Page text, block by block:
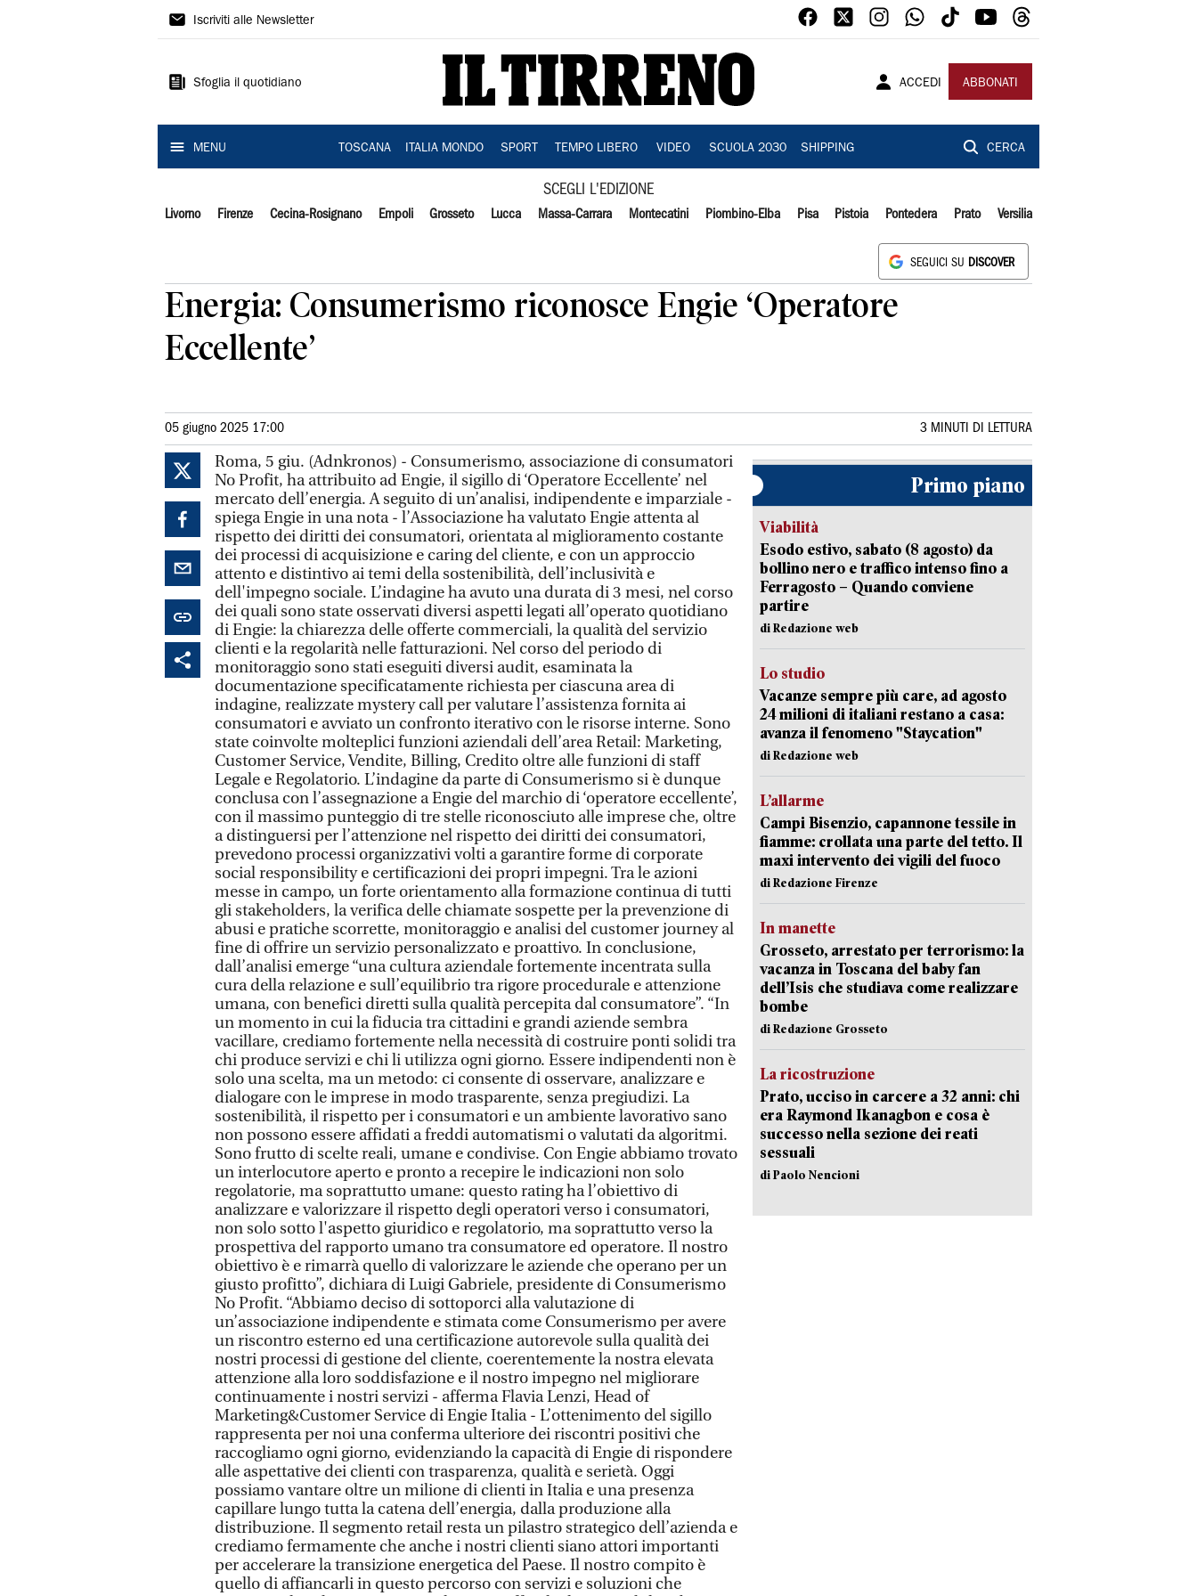
Il
Iscriviti alle Newsletter
Sfoglia il quotidiano ACCEDI ABBONATI
MENU TOSCANA ITALIA MONDO SPORT TEMPO LIBERO VIDEO SCUOLA 2030 SHIPPING CERCA
SCEGLI L'EDIZIONE
Livorno Firenze Cecina-Rosignano Empoli Grosseto Lucca Massa-Carrara Montecatini Piombino-Elba Pisa Pistoia Pontedera Prato Versilia
SEGUICI SU DISCOVER
Energia: Consumerismo riconosce Engie ‘Operatore
Eccellente’
05 giugno 2025 17:00 3 MINUTI DI LETTURA
Roma, 5 giu. (Adnkronos) - Consumerismo, associazione di consumatori
No Profit, ha attribuito ad Engie, il sigillo di ‘Operatore Eccellente’ nel
mercato dell’energia. A seguito di un’analisi, indipendente e imparziale -
spiega Engie in una nota - l’Associazione ha valutato Engie attenta al
rispetto dei diritti dei consumatori, orientata al miglioramento costante
dei processi di acquisizione e caring del cliente, e con un approccio
attento e distintivo ai temi della sostenibilità, dell’inclusività e
dell'impegno sociale. L’indagine ha avuto una durata di 3 mesi, nel corso
dei quali sono state osservati diversi aspetti legati all’operato quotidiano
di Engie: la chiarezza delle offerte commerciali, la qualità del servizio
clienti e la regolarità nelle fatturazioni. Nel corso del periodo di
monitoraggio sono stati eseguiti diversi audit, esaminata la
documentazione specificatamente richiesta per ciascuna area di
indagine, realizzate mystery call per valutare l’assistenza fornita ai
consumatori e avviato un confronto iterativo con le risorse interne. Sono
state coinvolte molteplici funzioni aziendali dell’area Retail: Marketing,
Customer Service, Vendite, Billing, Credito oltre alle funzioni di staff
Legale e Regolatorio. L’indagine da parte di Consumerismo si è dunque
conclusa con l’assegnazione a Engie del marchio di ‘operatore eccellente’,
con il massimo punteggio di tre stelle riconosciuto alle imprese che, oltre
a distinguersi per l’attenzione nel rispetto dei diritti dei consumatori,
prevedono processi organizzativi volti a garantire forme di corporate
social responsibility e certificazioni dei propri impegni. Tra le azioni
messe in campo, un forte orientamento alla formazione continua di tutti
gli stakeholders, la verifica delle chiamate sospette per la prevenzione di
abusi e pratiche scorrette, monitoraggio e analisi del customer journey al
fine di offrire un servizio personalizzato e proattivo. In conclusione,
dall’analisi emerge “una cultura aziendale fortemente incentrata sulla
cura della relazione e sull’equilibrio tra rigore procedurale e attenzione
umana, con benefici diretti sulla qualità percepita dal consumatore”. “In
un momento in cui la fiducia tra cittadini e grandi aziende sembra
vacillare, crediamo fortemente nella necessità di costruire ponti solidi tra
chi produce servizi e chi li utilizza ogni giorno. Essere indipendenti non è
solo una scelta, ma un metodo: ci consente di osservare, analizzare e
dialogare con le imprese in modo trasparente, senza pregiudizi. La
sostenibilità, il rispetto per i consumatori e un ambiente lavorativo sano
non possono essere affidati a freddi automatismi o valutati da algoritmi.
Sono frutto di scelte reali, umane e condivise. Con Engie abbiamo trovato
un interlocutore aperto e pronto a recepire le indicazioni non solo
regolatorie, ma soprattutto umane: questo rating ha l’obiettivo di
analizzare e valorizzare il rispetto degli operatori verso i consumatori,
non solo sotto l'aspetto giuridico e regolatorio, ma soprattutto verso la
prospettiva del rapporto umano tra consumatore ed operatore. Il nostro
obiettivo è e rimarrà quello di valorizzare le aziende che operano per un
giusto profitto”, dichiara di Luigi Gabriele, presidente di Consumerismo
No Profit. “Abbiamo deciso di sottoporci alla valutazione di
un’associazione indipendente e stimata come Consumerismo per avere
un riscontro esterno ed una certificazione autorevole sulla qualità dei
nostri processi di gestione del cliente, coerentemente la nostra elevata
attenzione alla loro soddisfazione e il nostro impegno nel migliorare
continuamente i nostri servizi - afferma Flavia Lenzi, Head of
Marketing&Customer Service di Engie Italia - L’ottenimento del sigillo
rappresenta per noi una conferma ulteriore dei riscontri positivi che
raccogliamo ogni giorno, evidenziando la capacità di Engie di rispondere
alle aspettative dei clienti con trasparenza, qualità e serietà. Oggi
possiamo vantare oltre un milione di clienti in Italia e una presenza
capillare lungo tutta la catena dell’energia, dalla produzione alla
distribuzione. Il segmento retail resta un pilastro strategico dell’azienda e
crediamo fermamente che anche i nostri clienti siano attori importanti
per accelerare la transizione energetica del Paese. Il nostro compito è
quello di affiancarli in questo percorso con servizi e soluzioni che
Primo piano
Viabilità
Esodo estivo, sabato (8 agosto) da
bollino nero e traffico intenso fino a
Ferragosto – Quando conviene
partire
di Redazione web
Lo studio
Vacanze sempre più care, ad agosto
24 milioni di italiani restano a casa:
avanza il fenomeno "Staycation"
di Redazione web
L’allarme
Campi Bisenzio, capannone tessile in
fiamme: crollata una parte del tetto. Il
maxi intervento dei vigili del fuoco
di Redazione Firenze
In manette
Grosseto, arrestato per terrorismo: la
vacanza in Toscana del baby fan
dell’Isis che studiava come realizzare
bombe
di Redazione Grosseto
La ricostruzione
Prato, ucciso in carcere a 32 anni: chi
era Raymond Ikanagbon e cosa è
successo nella sezione dei reati
sessuali
di Paolo Nencioni